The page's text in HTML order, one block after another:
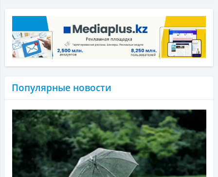
Популярные новости